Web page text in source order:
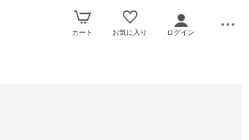
カート お気に入り ログイン